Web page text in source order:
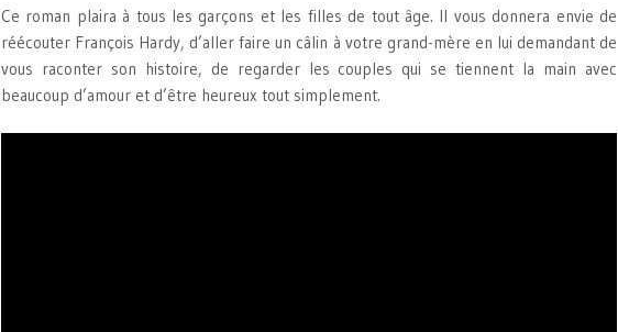
Ce roman plaira à tous les garçons et les filles de tout âge. Il vous donnera envie de
réécouter François Hardy, d’aller faire un câlin à votre grand-mère en lui demandant de
vous raconter son histoire, de regarder les couples qui se tiennent la main avec
beaucoup d’amour et d’être heureux tout simplement.